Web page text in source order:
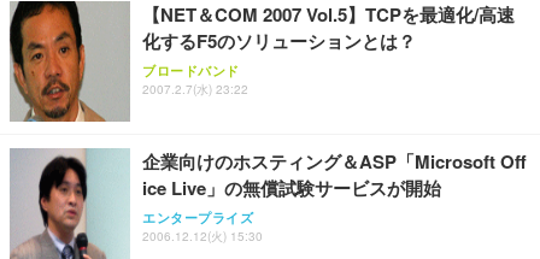
【NET＆COM 2007 Vol.5】TCPを最適化/高速
化するF5のソリューションとは？
ブロードバンド
2007.2.7(水) 23:22
企業向けのホスティング＆ASP「Microsoft Off
ice Live」の無償試験サービスが開始
エンタープライズ
2006.12.12(火) 15:30